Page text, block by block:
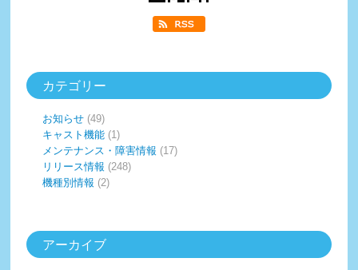
カテゴリー
お知らせ (49)
キャスト機能 (1)
メンテナンス・障害情報 (17)
リリース情報 (248)
機種別情報 (2)
アーカイブ